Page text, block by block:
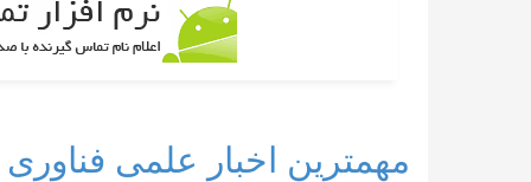
مهمترین اخبار علمی فناوری